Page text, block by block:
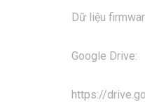
Dữ liệu
Google Drive:
https://